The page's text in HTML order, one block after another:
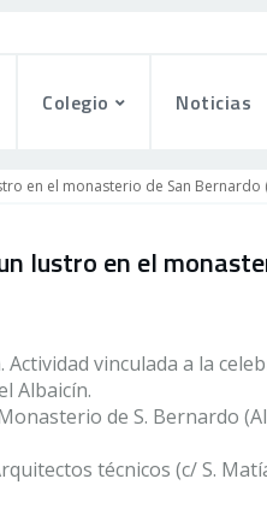
Colegio Noticias
en el monasterio de San Bernardo
lustro en el
vinculada a la
Albaicín.
de S. Bernardo
técnicos (c/ S.